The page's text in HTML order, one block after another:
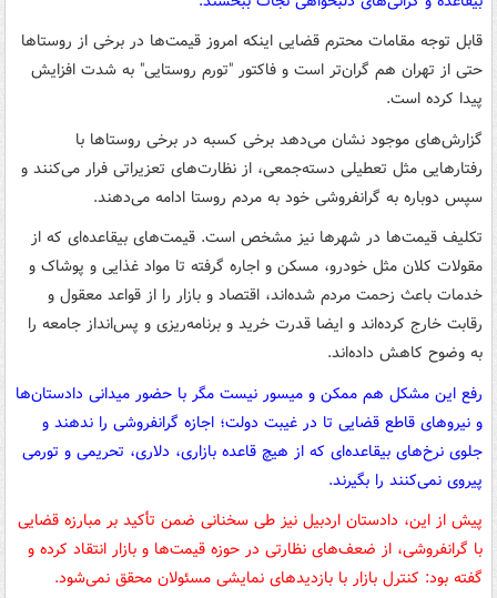
قابل توجه مقامات محترم قضایی اینکه امروز قیمت‌ها در برخی از روستاها
حتی از تهران هم گران‌تر است و فاکتور "تورم روستایی" به شدت افزایش
پیدا کرده است.
گزارش‌های موجود نشان می‌دهد برخی کسبه در برخی روستاها با
رفتارهایی مثل تعطیلی دسته‌جمعی، از نظارت‌های تعزیراتی فرار می‌کنند و
سپس دوباره به گرانفروشی خود به مردم روستا ادامه می‌دهند.
تکلیف قیمت‌ها در شهرها نیز مشخص است. قیمت‌های بیقاعده‌ای که از
مقولات کلان مثل خودرو، مسکن و اجاره گرفته تا مواد غذایی و پوشاک و
خدمات باعث زحمت مردم شده‌اند، اقتصاد و بازار را از قواعد معقول و
رقابت خارج کرده‌اند و ایضا قدرت خرید و برنامه‌ریزی و پس‌انداز جامعه را
به وضوح کاهش داده‌اند.
رفع این مشکل هم ممکن و میسور نیست مگر با حضور میدانی دادستان‌ها
و نیروهای قاطع قضایی تا در غیبت دولت؛ اجازه گرانفروشی را ندهند و
جلوی نرخ‌های بیقاعده‌ای که از هیچ قاعده بازاری، دلاری، تحریمی و تورمی
پیروی نمی‌کنند را بگیرند.
پیش از این، دادستان اردبیل نیز طی سخنانی ضمن تأکید بر مبارزه قضایی
با گرانفروشی، از ضعف‌های نظارتی در حوزه قیمت‌ها و بازار انتقاد کرده و
گفته بود: کنترل بازار با بازدیدهای نمایشی مسئولان محقق نمی‌شود.